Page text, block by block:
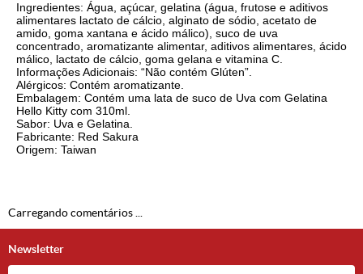
Ingredientes: Água, açúcar, gelatina (água, frutose e aditivos
alimentares lactato de cálcio, alginato de sódio, acetato de
amido, goma xantana e ácido málico), suco de uva
concentrado , aromatizante alimentar, aditivos alimentares, ácido
málico, lactato de cálcio, goma gelana e vitamina C.
Informações Adicionais: “Não contém Glúten”.
Alérgicos: Contém aromatizante.
Embalagem: Contém uma lata de suco de Uva com Gelatina
Hello Kitty com 310ml.
Sabor: Uva e Gelatina.
Fabricante: Red Sakura
Origem: Taiwan
Carregando comentários ...
Newsletter